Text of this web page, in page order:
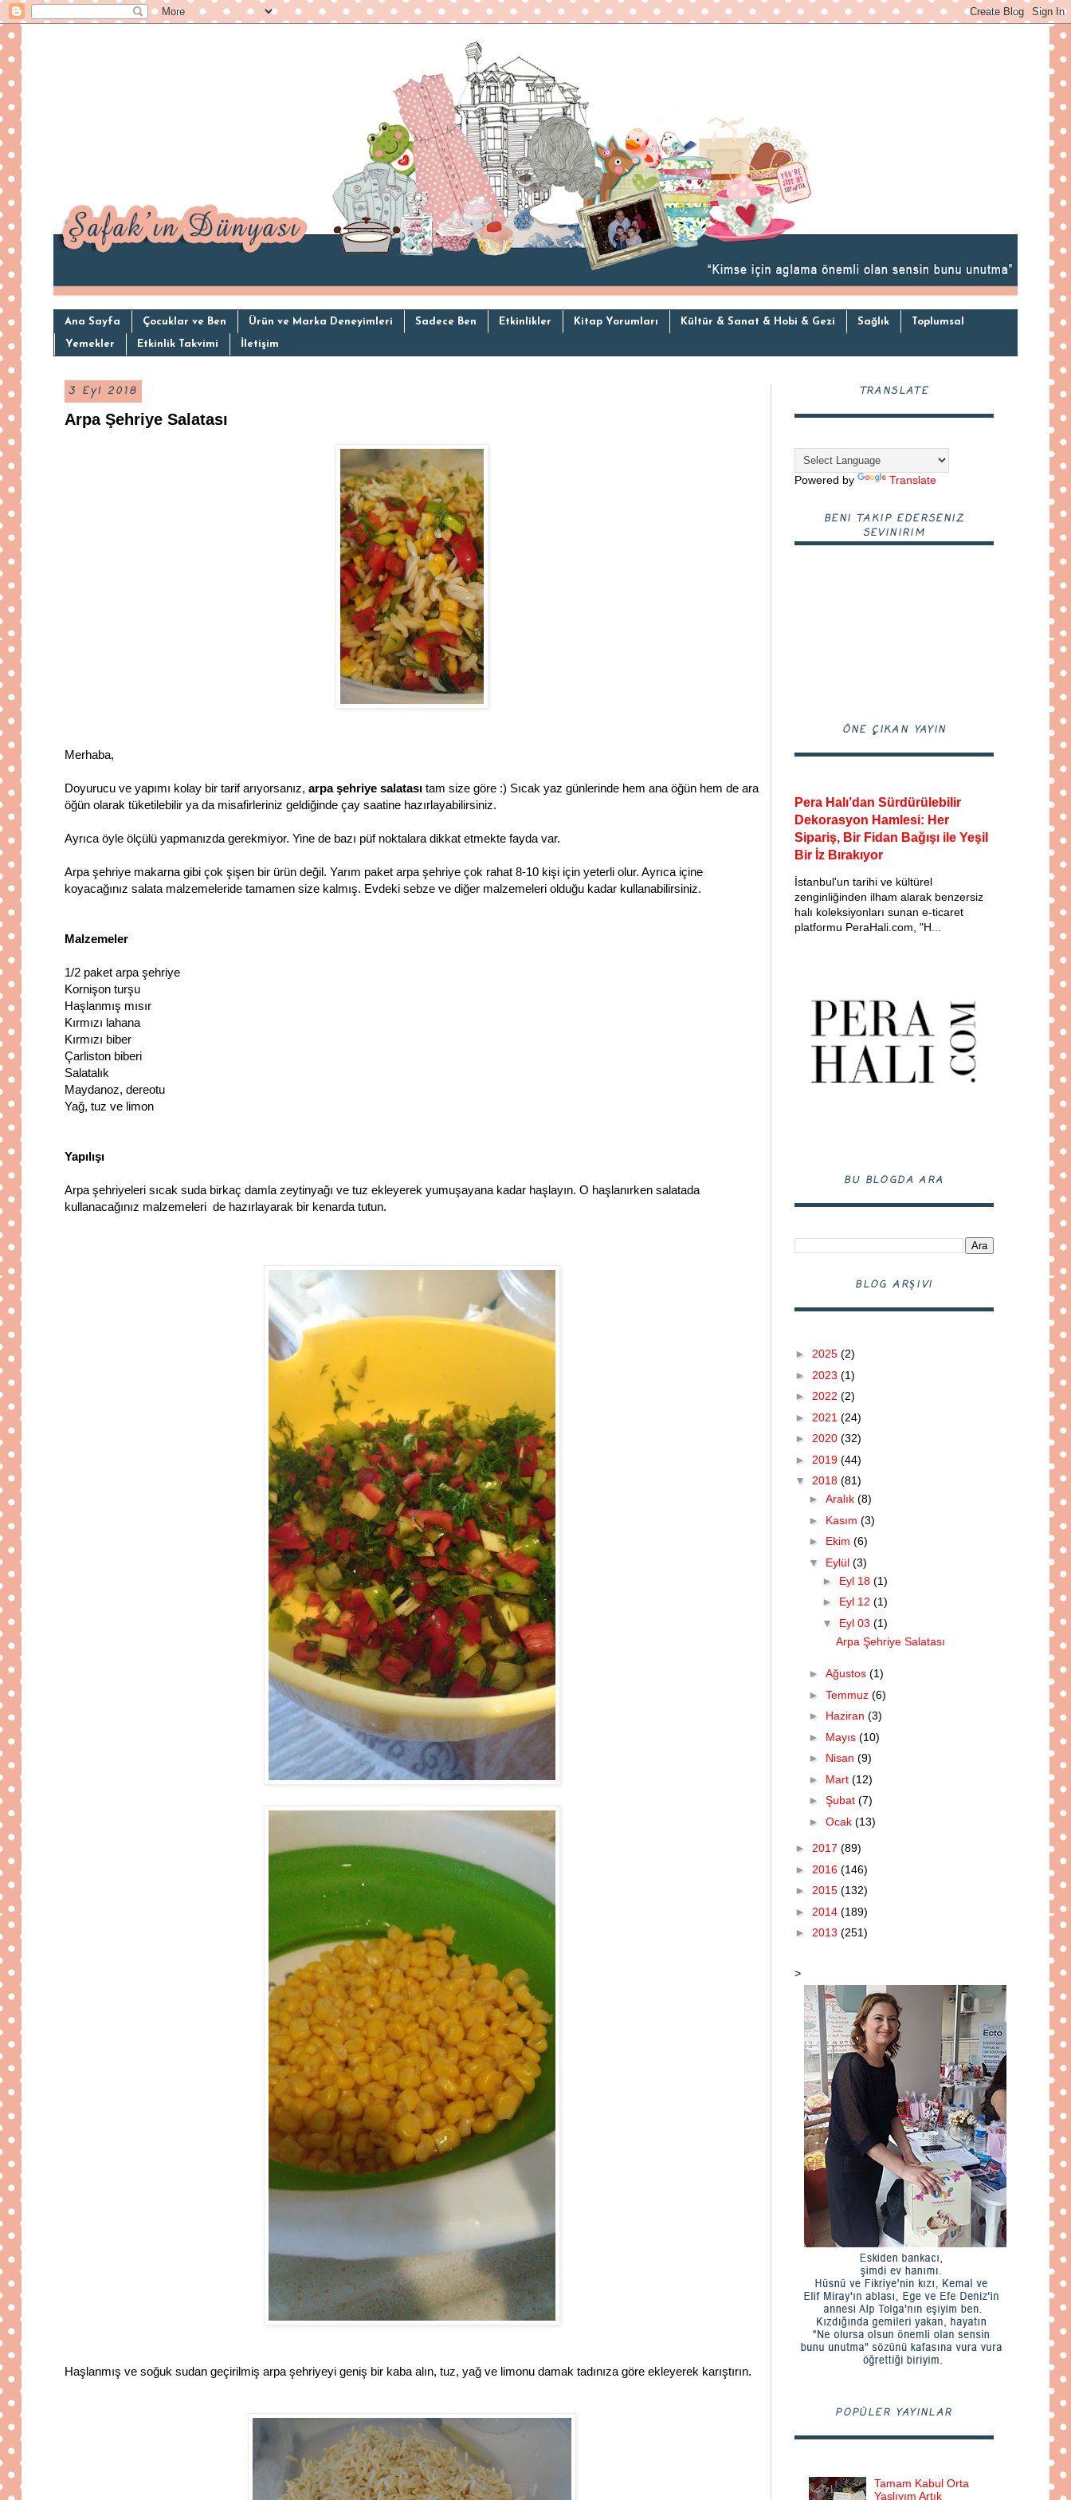
Ana Sayfa Çocuklar ve Ben Ürün ve Marka Deneyimleri Sadece Ben Etkinlikler Kitap Yorumları Kültür & Sanat & Hobi & Gezi Sağlık Toplumsal
Yemekler Etkinlik Takvimi İletişim
3 Eyl 2018
Arpa Şehriye Salatası
Merhaba,
Doyurucu ve yapımı kolay bir tarif arıyorsanız, arpa şehriye salatası tam size göre :) Sıcak yaz günlerinde hem ana öğün hem de ara
öğün olarak tüketilebilir ya da misafirleriniz geldiğinde çay saatine hazırlayabilirsiniz.
Ayrıca öyle ölçülü yapmanızda gerekmiyor. Yine de bazı püf noktalara dikkat etmekte fayda var.
Arpa şehriye makarna gibi çok şişen bir ürün değil. Yarım paket arpa şehriye çok rahat 8-10 kişi için yeterli olur. Ayrıca içine
koyacağınız salata malzemeleride tamamen size kalmış. Evdeki sebze ve diğer malzemeleri olduğu kadar kullanabilirsiniz.
Malzemeler
1/2 paket arpa şehriye
Kornişon turşu
Haşlanmış mısır
Kırmızı lahana
Kırmızı biber
Çarliston biberi
Salatalık
Maydanoz, dereotu
Yağ, tuz ve limon
Yapılışı
Arpa şehriyeleri sıcak suda birkaç damla zeytinyağı ve tuz ekleyerek yumuşayana kadar haşlayın. O haşlanırken salatada
kullanacağınız malzemeleri de hazırlayarak bir kenarda tutun.
Haşlanmış ve soğuk sudan geçirilmiş arpa şehriyeyi geniş bir kaba alın, tuz, yağ ve limonu damak tadınıza göre ekleyerek karıştırın.
TRANSLATE
Powered by Translate
BENI TAKIP EDERSENIZ
SEVINIRIM
ÖNE ÇIKAN YAYIN
Pera Halı’dan Sürdürülebilir
Dekorasyon Hamlesi: Her
Sipariş, Bir Fidan Bağışı ile Yeşil
Bir İz Bırakıyor
İstanbul'un tarihi ve kültürel
zenginliğinden ilham alarak benzersiz
halı koleksiyonları sunan e-ticaret
platformu PeraHali.com, "H...
BU BLOGDA ARA
BLOG ARŞIVI
► 2025 (2)
► 2023 (1)
► 2022 (2)
► 2021 (24)
► 2020 (32)
► 2019 (44)
▼ 2018 (81)
► Aralık (8)
► Kasım (3)
► Ekim (6)
▼ Eylül (3)
► Eyl 18 (1)
► Eyl 12 (1)
▼ Eyl 03 (1)
Arpa Şehriye Salatası
► Ağustos (1)
► Temmuz (6)
► Haziran (3)
► Mayıs (10)
► Nisan (9)
► Mart (12)
► Şubat (7)
► Ocak (13)
► 2017 (89)
► 2016 (146)
► 2015 (132)
► 2014 (189)
► 2013 (251)
>
POPÜLER YAYINLAR
Tamam Kabul Orta
Yaşlıyım Artık